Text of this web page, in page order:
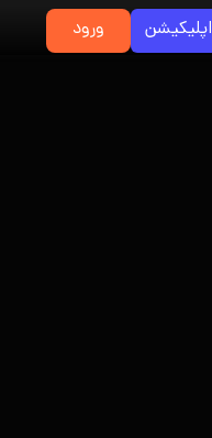
اپلیکیشن ورود